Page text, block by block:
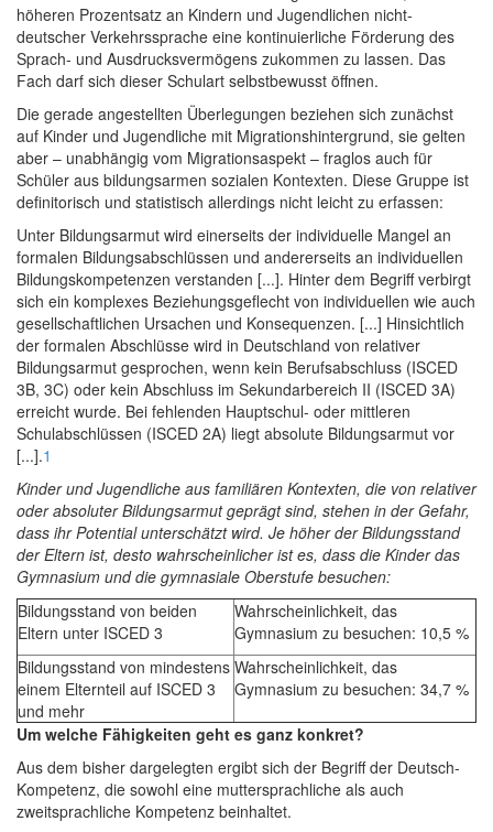
höheren Prozentsatz an Kindern und Jugendlichen nicht-
deutscher Verkehrssprache eine kontinuierliche Förderung des
Sprach- und Ausdrucksvermögens zukommen zu lassen. Das
Fach darf sich dieser Schulart selbstbewusst öffnen.
Die gerade angestellten Überlegungen beziehen sich zunächst
auf Kinder und Jugendliche mit Migrationshintergrund, sie gelten
aber – unabhängig vom Migrationsaspekt – fraglos auch für
Schüler aus bildungsarmen sozialen Kontexten. Diese Gruppe ist
definitorisch und statistisch allerdings nicht leicht zu erfassen:
Unter Bildungsarmut wird einerseits der individuelle Mangel an
formalen Bildungsabschlüssen und andererseits an individuellen
Bildungskompetenzen verstanden [...]. Hinter dem Begriff verbirgt
sich ein komplexes Beziehungsgeflecht von individuellen wie auch
gesellschaftlichen Ursachen und Konsequenzen. [...] Hinsichtlich
der formalen Abschlüsse wird in Deutschland von relativer
Bildungsarmut gesprochen, wenn kein Berufsabschluss (ISCED
3B, 3C) oder kein Abschluss im Sekundarbereich II (ISCED 3A)
erreicht wurde. Bei fehlenden Hauptschul- oder mittleren
Schulabschlüssen (ISCED 2A) liegt absolute Bildungsarmut vor
[...].1
Kinder und Jugendliche aus familiären Kontexten, die von relativer
oder absoluter Bildungsarmut geprägt sind, stehen in der Gefahr,
dass ihr Potential unterschätzt wird. Je höher der Bildungsstand
der Eltern ist, desto wahrscheinlicher ist es, dass die Kinder das
Gymnasium und die gymnasiale Oberstufe besuchen:
Bildungsstand von beiden
Eltern unter ISCED 3
Wahrscheinlichkeit, das
Gymnasium zu besuchen: 10,5 %
Bildungsstand von mindestens
einem Elternteil auf ISCED 3
und mehr
Wahrscheinlichkeit, das
Gymnasium zu besuchen: 34,7 %
Um welche Fähigkeiten geht es ganz konkret?
Aus dem bisher dargelegten ergibt sich der Begriff der Deutsch-
Kompetenz, die sowohl eine muttersprachliche als auch
zweitsprachliche Kompetenz beinhaltet.